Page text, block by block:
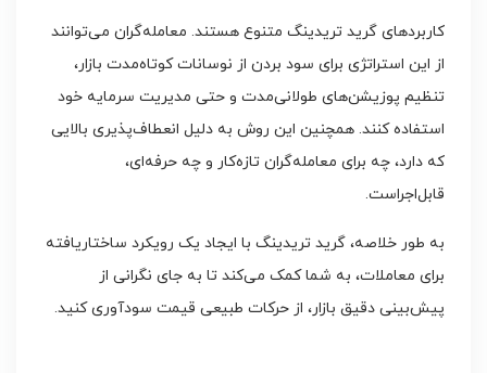
کاربردهای گرید تریدینگ متنوع هستند. معامله‌گران می‌توانند
از این استراتژی برای سود بردن از نوسانات کوتاه‌مدت بازار،
تنظیم پوزیشن‌های طولانی‌مدت و حتی مدیریت سرمایه خود
استفاده کنند. همچنین این روش به دلیل انعطاف‌پذیری بالایی
که دارد، چه برای معامله‌گران تازه‌کار و چه حرفه‌ای،
قابل‌اجراست.
به طور خلاصه، گرید تریدینگ با ایجاد یک رویکرد ساختاریافته
برای معاملات، به شما کمک می‌کند تا به جای نگرانی از
پیش‌بینی دقیق بازار، از حرکات طبیعی قیمت سودآوری کنید.